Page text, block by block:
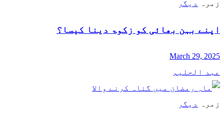
زمرہ
دیگر
اپنے بہن بھائی کو زکوۃ دینا کیسا؟
March 29, 2025
عبد الحلیم
زمرہ دیگر